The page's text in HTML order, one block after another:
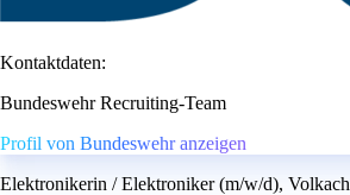
Kontaktdaten:
Bundeswehr Recruiting-Team
Profil von Bundeswehr anzeigen
Elektronikerin / Elektroniker (m/w/d), Volkach